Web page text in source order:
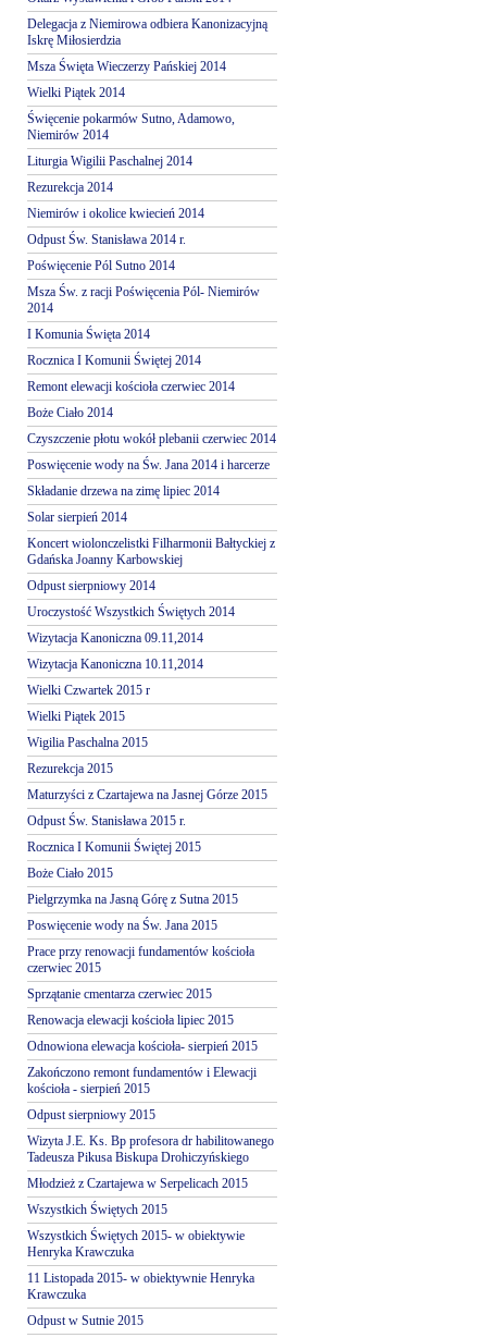
Delegacja z Niemirowa odbiera Kanonizacyjną
Iskrę Miłosierdzia
Msza Święta Wieczerzy Pańskiej 2014
Wielki Piątek 2014
Święcenie pokarmów Sutno, Adamowo,
Niemirów 2014
Liturgia Wigilii Paschalnej 2014
Rezurekcja 2014
Niemirów i okolice kwiecień 2014
Odpust Św. Stanisława 2014 r.
Poświęcenie Pól Sutno 2014
Msza Św. z racji Poświęcenia Pól- Niemirów
2014
I Komunia Święta 2014
Rocznica I Komunii Świętej 2014
Remont elewacji kościoła czerwiec 2014
Boże Ciało 2014
Czyszczenie płotu wokół plebanii czerwiec 2014
Poswięcenie wody na Św. Jana 2014 i harcerze
Składanie drzewa na zimę lipiec 2014
Solar sierpień 2014
Koncert wiolonczelistki Filharmonii Bałtyckiej z
Gdańska Joanny Karbowskiej
Odpust sierpniowy 2014
Uroczystość Wszystkich Świętych 2014
Wizytacja Kanoniczna 09.11,2014
Wizytacja Kanoniczna 10.11,2014
Wielki Czwartek 2015 r
Wielki Piątek 2015
Wigilia Paschalna 2015
Rezurekcja 2015
Maturzyści z Czartajewa na Jasnej Górze 2015
Odpust Św. Stanisława 2015 r.
Rocznica I Komunii Świętej 2015
Boże Ciało 2015
Pielgrzymka na Jasną Górę z Sutna 2015
Poswięcenie wody na Św. Jana 2015
Prace przy renowacji fundamentów kościoła
czerwiec 2015
Sprzątanie cmentarza czerwiec 2015
Renowacja elewacji kościoła lipiec 2015
Odnowiona elewacja kościoła- sierpień 2015
Zakończono remont fundamentów i Elewacji
kościoła - sierpień 2015
Odpust sierpniowy 2015
Wizyta J.E. Ks. Bp profesora dr habilitowanego
Tadeusza Pikusa Biskupa Drohiczyńskiego
Młodzież z Czartajewa w Serpelicach 2015
Wszystkich Świętych 2015
Wszystkich Świętych 2015- w obiektywie
Henryka Krawczuka
11 Listopada 2015- w obiektywnie Henryka
Krawczuka
Odpust w Sutnie 2015